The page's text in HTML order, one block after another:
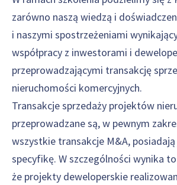
zarówno naszą wiedzą i
i naszymi spostrzeżeniami
współpracy z inwestorami i
przeprowadzającymi transakcję
nieruchomości komercyjnych.
Transakcje sprzedaży projektów
przeprowadzane są, w pewnym
wszystkie transakcje M&A,
specyfikę. W szczególności wynika
że projekty deweloperskie